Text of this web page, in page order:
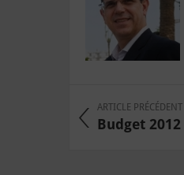
ARTICLE PRÉCÉDENT
Budget